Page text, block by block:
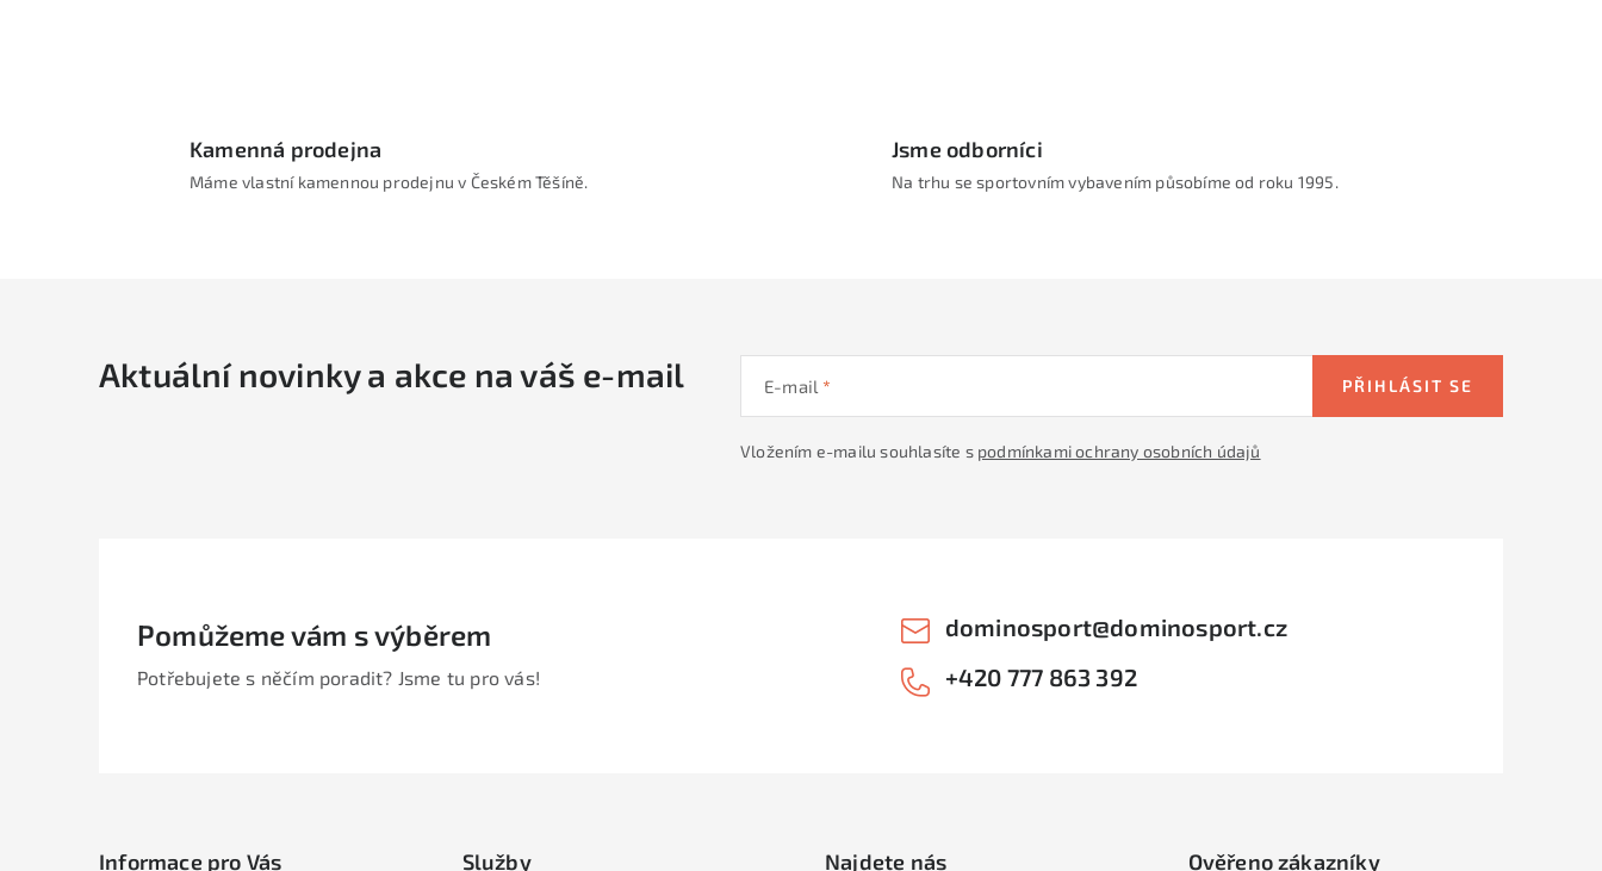
k
i
Kamenná prodejna
Máme vlastní kamennou prodejnu v Českém Těšíně.
Jsme odborníci
Na trhu se sportovním vybavením působíme od roku 1995.
Aktuální novinky a akce na váš e-mail E-mail
Vložením e-mailu souhlasíte s podmínkami ochrany osobních údajů
PŘIHLÁSIT SE
Pomůžeme vám s výběrem
Potřebujete s něčím poradit? Jsme tu pro vás!
dominosport@dominosport.cz
+420 777 863 392
Informace pro Vás Služby Najdete nás Ověřeno zákazníky